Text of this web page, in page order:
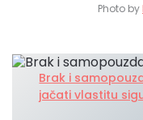
Photo by
Brak i
jačati vlastitu